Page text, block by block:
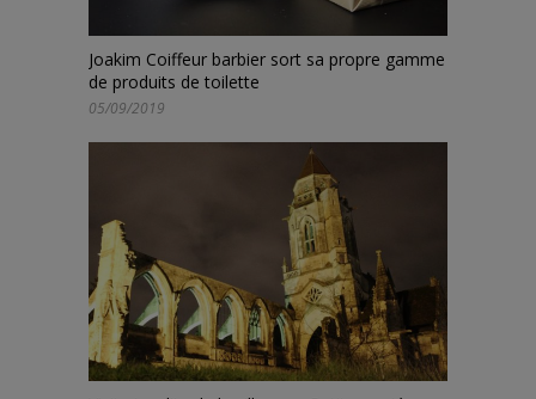
Joakim Coiffeur barbier sort sa propre gamme
de produits de toilette
05/09/2019